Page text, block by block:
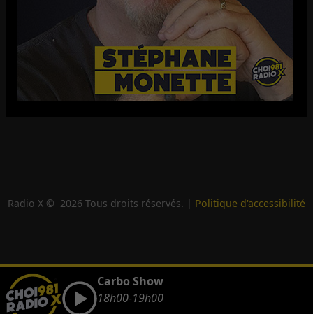
Radio X © 2026 Tous droits réservés. | Politique d'accessibilité
Carbo Show
18h00-19h00